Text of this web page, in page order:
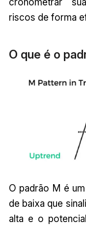
riscos de forma
O que é o
O padrão M é
de baixa que
alta e o